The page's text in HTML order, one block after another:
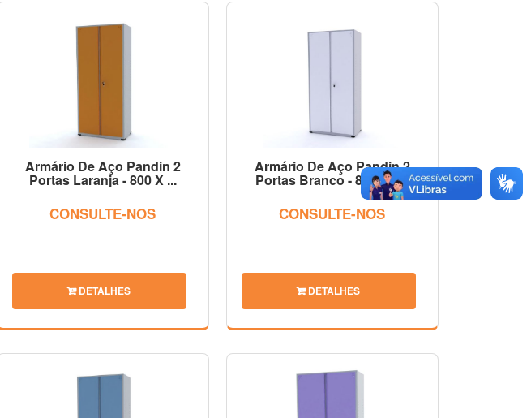
Armário De Aço Pandin 2
Portas Laranja - 800 X ...
CONSULTE-NOS
DETALHES
Armário De Aço Pandin 2
Portas Branco - 800 X 4...
CONSULTE-NOS
DETALHES